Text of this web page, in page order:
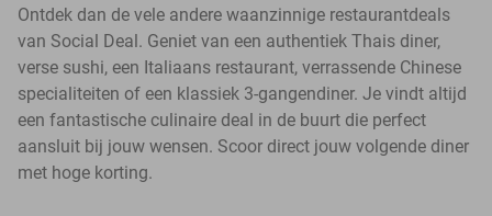
Ontdek dan de vele andere waanzinnige restaurantdeals
van Social Deal. Geniet van een authentiek Thais diner,
verse sushi, een Italiaans restaurant, verrassende Chinese
specialiteiten of een klassiek 3-gangendiner. Je vindt altijd
een fantastische culinaire deal in de buurt die perfect
aansluit bij jouw wensen. Scoor direct jouw volgende diner
met hoge korting.